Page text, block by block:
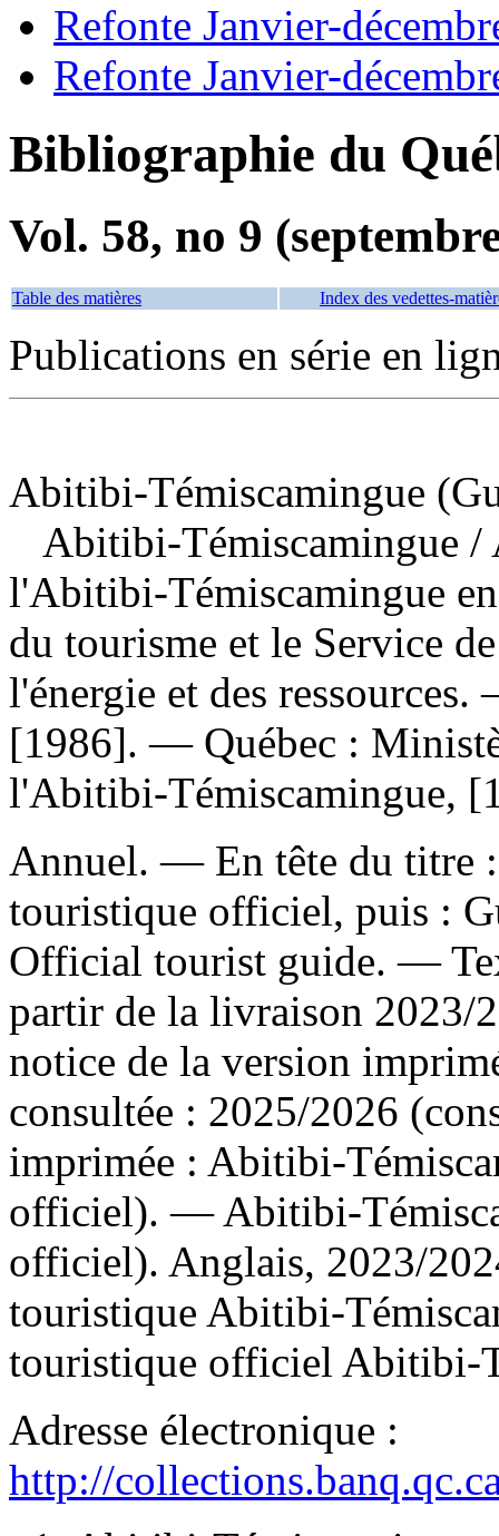
Refonte Janvier-
Refonte Janvier-
Bibliographie du
Vol. 58, no 9
Table des matières Index des vedettes-
Publications en série en
Abitibi-Témiscamingue
Abitibi-Témiscamingue /
l'Abitibi-Témiscamingue
du tourisme et le Service
l'énergie et des
[1986]. — Québec :
l'Abitibi-Témiscamingue,
Annuel. — En tête du titre
touristique officiel, puis :
Official tourist guide. —
partir de la livraison 2023/
notice de la version
consultée : 2025/2026
imprimée : Abitibi-
officiel). — Abitibi-
officiel). Anglais, 2023/
touristique Abitibi-
touristique officiel Abitibi-
Adresse électronique :
http://